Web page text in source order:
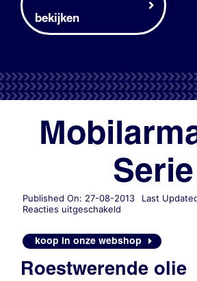
bekijken
Serie
Published On: 27-08-2013
Last
Reacties uitgeschakeldvoor
Serie
koop in onze webshop
Roestwerende olie